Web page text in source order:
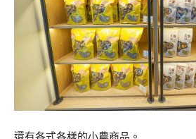
還有各式各樣的小農商品。